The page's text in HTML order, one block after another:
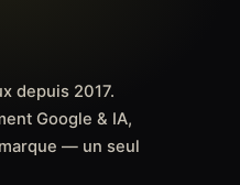
depuis 2017.
Google & IA,
— un seul